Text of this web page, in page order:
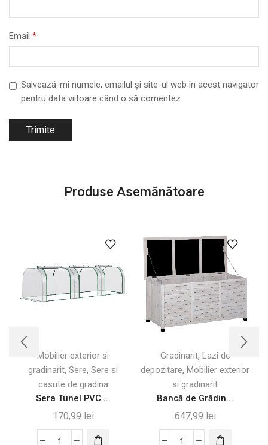
Email *
Salvează-mi numele, emailul și site-ul web în acest navigator
pentru data viitoare când o să comentez.
Produse Asemănătoare
Mobilier exterior si
gradinarit, Sere, Sere si
casute de gradina
Sera Tunel PVC ...
170,99 lei
Gradinarit, Lazi de
depozitare, Mobilier exterior
si gradinarit
Bancă de Grădin...
647,99 lei